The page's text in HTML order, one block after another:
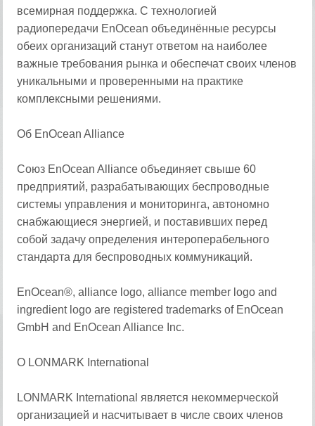
всемирная поддержка. С технологией
радиопередачи EnOcean объединённые ресурсы
обеих организаций станут ответом на наиболее
важные требования рынка и обеспечат своих членов
уникальными и проверенными на практике
комплексными решениями.
Об EnOcean Alliance
Союз EnOcean Alliance объединяет свыше 60
предприятий, разрабатывающих беспроводные
системы управления и мониторинга, автономно
снабжающиеся энергией, и поставивших перед
собой задачу определения интероперабельного
стандарта для беспроводных коммуникаций.
EnOcean®, alliance logo, alliance member logo and
ingredient logo are registered trademarks of EnOcean
GmbH and EnOcean Alliance Inc.
О LONMARK International
LONMARK International является некоммерческой
организацией и насчитывает в числе своих членов